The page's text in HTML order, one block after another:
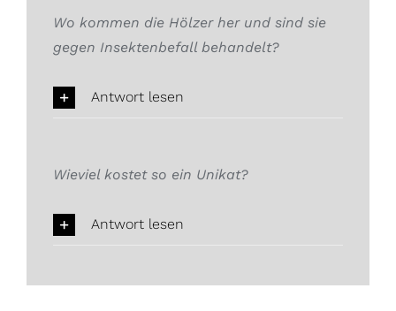
Wo kommen die Hölzer her und sind sie
gegen Insektenbefall behandelt?
Antwort lesen
Wieviel kostet so ein Unikat?
Antwort lesen